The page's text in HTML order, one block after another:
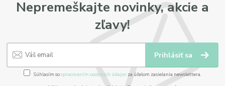
Nepremeškajte novinky, akcie a
zľavy!
Prihlásiť sa
Súhlasím sospracovaním osobných údajov za účelom zasielania newslettera.